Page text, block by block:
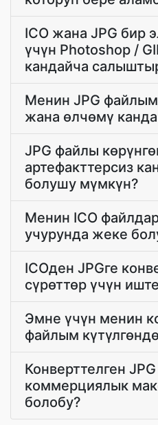
ICO жана JPG бир
үчүн Photoshop /
кандайча
Менин JPG
жана өлчөмү
JPG файлы
артефакттерсиз
болушу мүмкүн?
Менин ICO
учурунда жеке
ICOден JPGге
сүрөттөр үчүн
Эмне үчүн менин
файлым
Конверттелген
коммерциялык
болобу?